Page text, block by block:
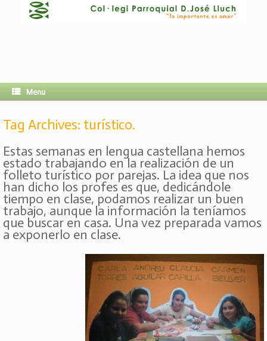
Menu
Tag Archives: turístico.
Estas semanas en lengua castellana hemos
estado trabajando en la realización de un
folleto turístico por parejas. La idea que nos
han dicho los profes es que, dedicándole
tiempo en clase, podamos realizar un buen
trabajo, aunque la información la teníamos
que buscar en casa. Una vez preparada vamos
a exponerlo en clase.